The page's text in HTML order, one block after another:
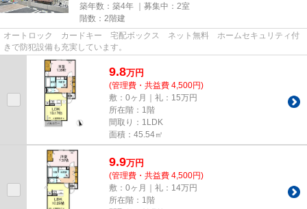
築年数：築4年 ｜募集中： 2室
階数：2階建
オートロック カードキー 宅配ボックス ネット無料 ホームセキュリティ付
きで防犯設備も充実しています。
9.8万円
(管理費・共益費 4,500円)
敷：0ヶ月｜礼：15万円
所在階：1階
間取り：1LDK
面積：45.54㎡
9.9万円
(管理費・共益費 4,500円)
敷：0ヶ月｜礼：14万円
所在階：1階